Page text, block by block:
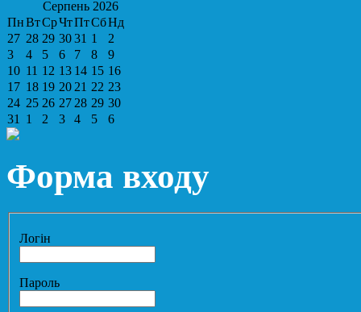
Серпень 2026
ПнВтСрЧтПтСбНд
27 28 29 3031 1
2
3
4 5 6 7 8
9
10 11 12 13 14 15 16
17 18 19 20 21 22 23
24 25 26 27 28 29 30
31
1 2 3 4 5 6
Форма входу
Логін
Пароль